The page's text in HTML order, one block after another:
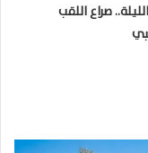
صراع اللقب